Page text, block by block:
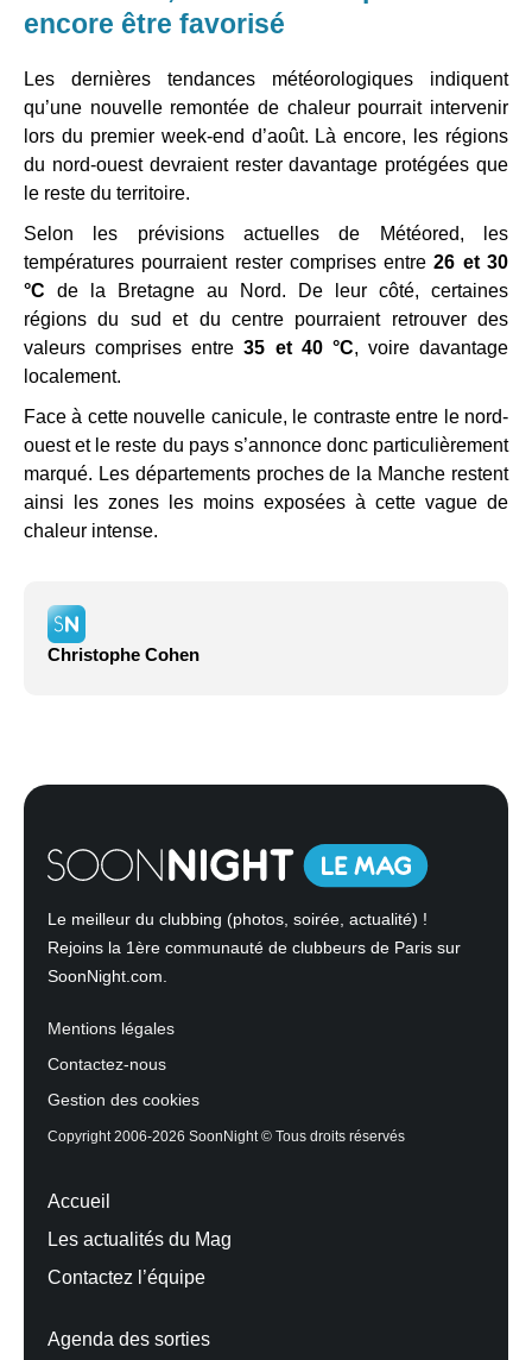
encore être favorisé
Les dernières tendances météorologiques indiquent
qu’une nouvelle remontée de chaleur pourrait intervenir
lors du premier week-end d’août. Là encore, les régions
du nord-ouest devraient rester davantage protégées que
le reste du territoire.
Selon les prévisions actuelles de Météored, les
températures pourraient rester comprises entre26 et 30
°C de la Bretagne au Nord. De leur côté, certaines
régions du sud et du centre pourraient retrouver des
valeurs comprises entre35 et 40 °C, voire davantage
localement.
Face à cette nouvelle canicule, le contraste entre le nord-
ouest et le reste du pays s’annonce donc particulièrement
marqué. Les départements proches de la Manche restent
ainsi les zones les moins exposées à cette vague de
chaleur intense.
Christophe Cohen
Le meilleur du clubbing (photos, soirée, actualité) !
Rejoins la 1ère communauté de clubbeurs de Paris sur
SoonNight.com.
Mentions légales
Contactez-nous
Gestion des cookies
Copyright 2006-2026 SoonNight © Tous droits réservés
Accueil
Les actualités du Mag
Contactez l’équipe
Agenda des sorties